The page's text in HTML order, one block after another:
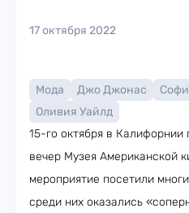
17 октября 2022
Мода Джо Джонас
Оливия Уайлд
15-го октября в
вечер Музея Американской
мероприятие посетили
среди них оказались